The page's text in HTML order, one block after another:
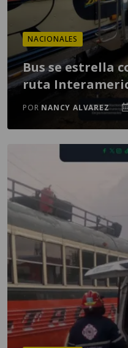
NACIONALES
Bus se estrella
ruta
POR NANCY ALVAREZ